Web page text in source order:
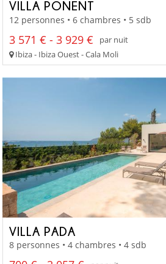
VILLA PONENT
12 personnes • 6 chambres • 5 sdb
3 571 € - 3 929 €
par nuit
Ibiza - Ibiza Ouest - Cala Moli
VILLA PADA
8 personnes • 4 chambres • 4 sdb